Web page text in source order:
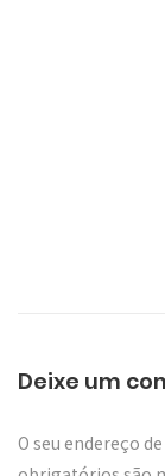
Deixe um
O seu endereço